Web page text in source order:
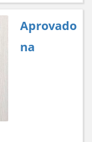
Aprovado
na